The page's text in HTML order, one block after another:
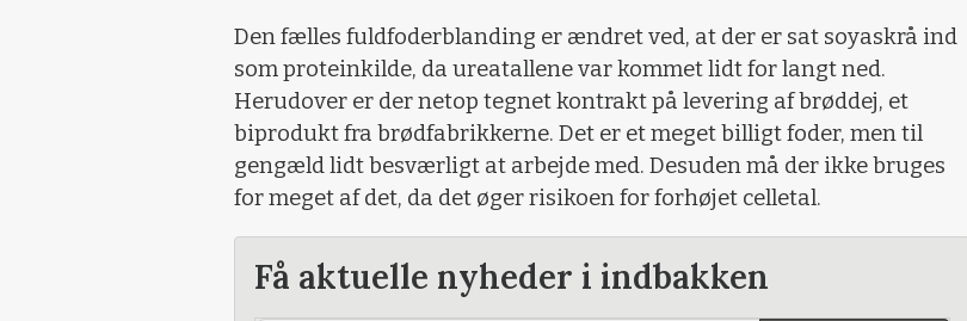
Den fælles fuldfoderblanding er ændret ved, at der er sat soyaskrå ind
som proteinkilde, da ureatallene var kommet lidt for langt ned.
Herudover er der netop tegnet kontrakt på levering af brøddej, et
biprodukt fra brødfabrikkerne. Det er et meget billigt foder, men til
gengæld lidt besværligt at arbejde med. Desuden må der ikke bruges
for meget af det, da det øger risikoen for forhøjet celletal.
Få aktuelle nyheder i indbakken